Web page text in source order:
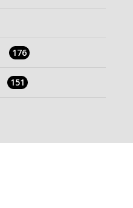
176
151